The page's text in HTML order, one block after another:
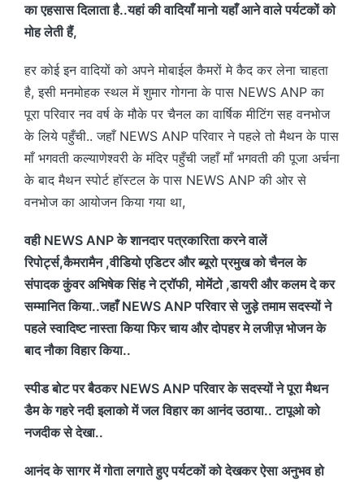
का एहसास दिलाता है..यहां की वादियाँ मानो यहाँ आने वाले पर्यटकों को
मोह लेती हैं,
हर कोई इन वादियों को अपने मोबाईल कैमरों मे कैद कर लेना चाहता
है, इसी मनमोहक स्थल में शुमार गोगना के पास NEWS ANP का
पूरा परिवार नव वर्ष के मौके पर चैनल का वार्षिक मीटिंग सह वनभोज
के लिये पहुँची.. जहाँ NEWS ANP परिवार ने पहले तो मैथन के पास
माँ भगवती कल्याणेश्वरी के मंदिर पहुँची जहाँ माँ भगवती की पूजा अर्चना
के बाद मैथन स्पोर्ट हॉस्टल के पास NEWS ANP की ओर से
वनभोज का आयोजन किया गया था,
वही NEWS ANP के शानदार पत्रकारिता करने वालें
रिपोर्ट्स,कैमरामैन ,वीडियो एडिटर और ब्यूरो प्रमुख को चैनल के
संपादक कुंवर अभिषेक सिंह ने ट्रॉफी, मोमेंटो ,डायरी और कलम दे कर
सम्मानित किया..जहाँ NEWS ANP परिवार से जुड़े तमाम सदस्यों ने
पहले स्वादिष्ट नास्ता किया फिर चाय और दोपहर मे लजीज़ भोजन के
बाद नौका विहार किया..
स्पीड बोट पर बैठकर NEWS ANP परिवार के सदस्यों ने पूरा मैथन
डैम के गहरे नदी इलाको में जल विहार का आनंद उठाया.. टापूओ को
नजदीक से देखा..
आनंद के सागर में गोता लगाते हुए पर्यटकों को देखकर ऐसा अनुभव हो